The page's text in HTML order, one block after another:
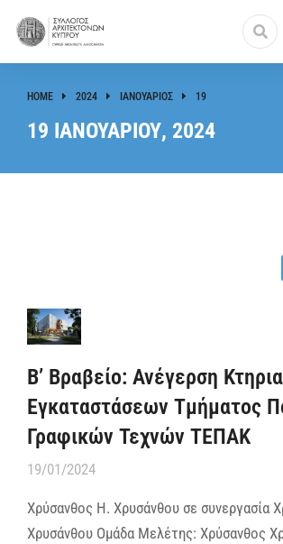
You are here:
HOME 2024 ΙΑΝΟΥΆΡΙΟΣ 19
19 ΙΑΝΟΥΑΡΊΟΥ, 2024
Β’ Βραβείο: Ανέγερση
Εγκαταστάσεων Τμήματος
Γραφικών Τεχνών ΤΕΠΑΚ
19/01/2024
Χρύσανθος Η. Χρυσάνθου σε συνεργασία
Χρυσάνθου Ομάδα Μελέτης: Χρύσανθος